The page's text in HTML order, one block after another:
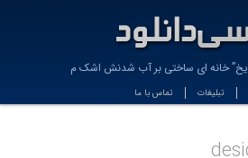
“یخ” خانه ای ساختی بر آب شدنش اشک مری
تبلیغات تماس با ما